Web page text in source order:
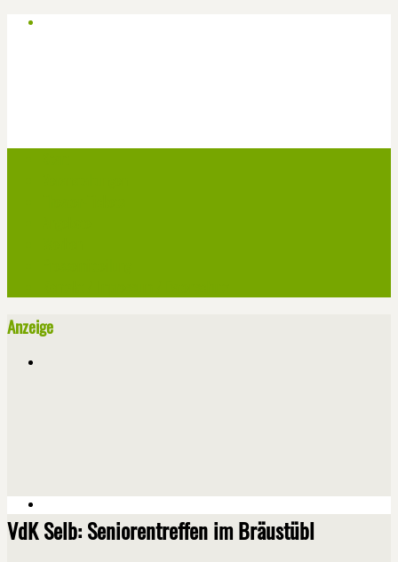
Anzeige
VdK Selb: Seniorentreffen im Bräustübl